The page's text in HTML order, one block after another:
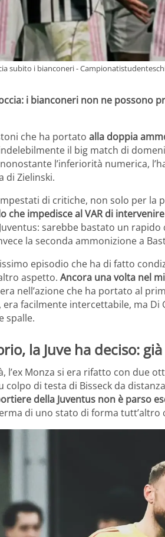
subito i bianconeri -
i bianconeri non ne possono
che ha portato alla doppia
il big match di
l’inferiorità numerica,
di Zielinski.
di critiche, non solo per la
che impedisce al VAR di intervenire
sarebbe bastato un
la seconda ammonizione a
episodio che ha di fatto
aspetto. Ancora una volta nel
nell’azione che ha portato al
era facilmente intercettabile, ma
spalle.
la Juve ha deciso:
l’ex Monza si era rifatto con due
colpo di testa di Bisseck da
della Juventus non è parso
di uno stato di forma tutt’altro